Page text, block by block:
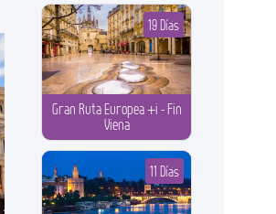
Gran Ruta Europea +i - Fin
Viena
19 Días
11 Días